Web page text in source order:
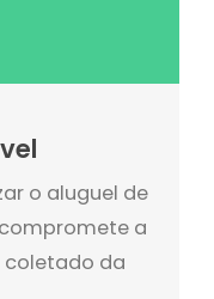
o aluguel de
a
coletado da